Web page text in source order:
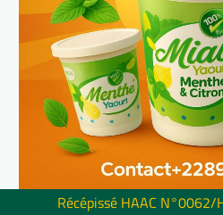
Récépissé HAAC